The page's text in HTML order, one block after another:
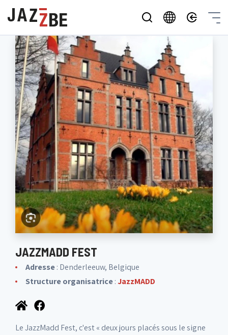
JAZZMADD FEST
Adresse: Denderleeuw, Belgique
Structure organisatrice:JazzMADD
Le JazzMadd Fest, c'est « deux jours placés sous le signe